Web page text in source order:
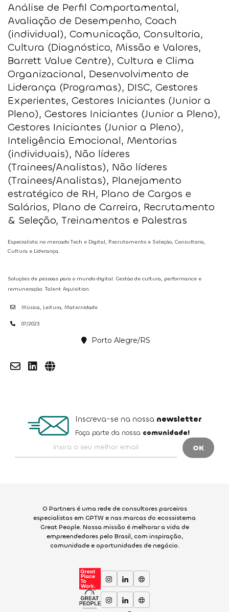
Análise de Perfil Comportamental,
Avaliação de Desempenho, Coach
(individual), Comunicação, Consultoria,
Cultura (Diagnóstico, Missão e Valores,
Barrett Value Centre), Cultura e Clima
Organizacional, Desenvolvimento de
Liderança (Programas), DISC, Gestores
Experientes, Gestores Iniciantes (Junior a
Pleno), Gestores Iniciantes (Junior a Pleno),
Gestores Iniciantes (Junior a Pleno),
Inteligência Emocional, Mentorias
(individuais), Não líderes
(Trainees/Analistas), Não líderes
(Trainees/Analistas), Planejamento
estratégico de RH, Plano de Cargos e
Salários, Plano de Carreira, Recrutamento
& Seleção, Treinamentos e Palestras
Especialista no mercado Tech e Digital, Recrutamento e Seleção, Consultoria,
Cultura e Liderança.
Soluções de pessoas para o mundo digital. Gestão de cultura, performance e
remuneração. Talent Aquisition.
Música, Leitura, Maternidade
07/2023
Porto Alegre/RS
Inscreva-se na nossa newsletter
Faça parte da nossa comunidade!
O Partners é uma rede de consultores parceiros
especialistas em GPTW e nas marcas do ecossistema
Great People. Nossa missão é melhorar a vida de
empreendedores pelo Brasil, com inspiração,
comunidade e oportunidades de negócio.